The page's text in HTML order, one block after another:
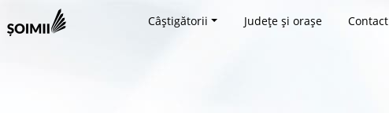
Câștigătorii Județe și orașe Contact